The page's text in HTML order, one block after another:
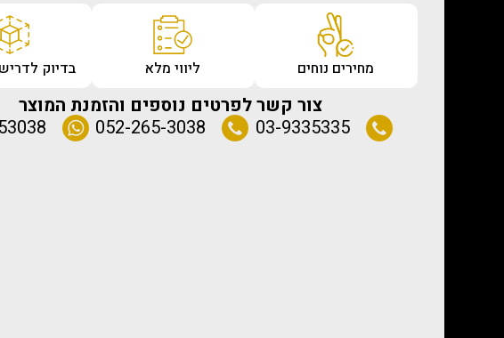
מחירים נוחים ליווי מלא בדיוק
צור קשר לפרטים נוספים והזמנת המוצר
03-9335335
052-265-3038